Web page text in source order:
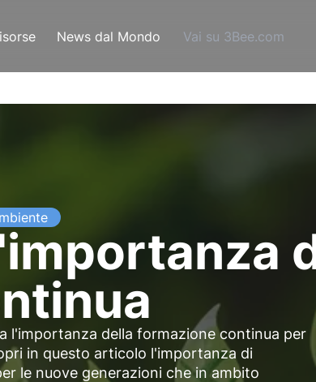
News dal Mondo Vai su 3Bee.com
l'importanza della formazione continua per
in questo articolo l'importanza di
le nuove generazioni che in ambito